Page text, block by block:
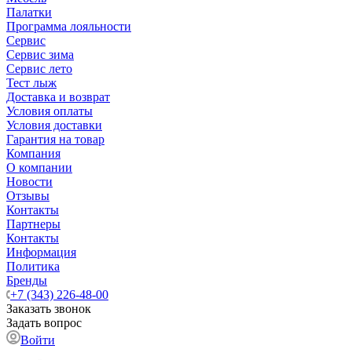
Палатки
Программа лояльности
Сервис
Сервис зима
Сервис лето
Тест лыж
Доставка и возврат
Условия оплаты
Условия доставки
Гарантия на товар
Компания
О компании
Новости
Отзывы
Контакты
Партнеры
Контакты
Информация
Политика
Бренды
+7 (343) 226-48-00
Заказать звонок
Задать вопрос
Войти